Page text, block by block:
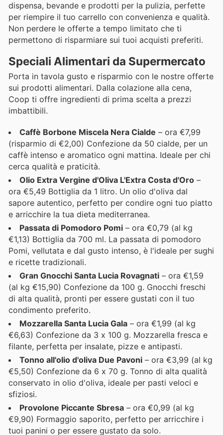
dispensa, bevande e prodotti per la pulizia, perfette
per riempire il tuo carrello con convenienza e qualità.
Non perdere le offerte a tempo limitato che ti
permettono di risparmiare sui tuoi acquisti preferiti.
Speciali Alimentari da Supermercato
Porta in tavola gusto e risparmio con le nostre offerte
sui prodotti alimentari. Dalla colazione alla cena,
Coop ti offre ingredienti di prima scelta a prezzi
imbattibili.
Caffè Borbone Miscela Nera Cialde – ora €7,99
(risparmio di €2,00) Confezione da 50 cialde, per un
caffè intenso e aromatico ogni mattina. Ideale per chi
cerca qualità e praticità.
Olio Extra Vergine d'Oliva L'Extra Costa d'Oro –
ora €5,49 Bottiglia da 1 litro. Un olio d'oliva dal
sapore autentico, perfetto per condire ogni tuo piatto
e arricchire la tua dieta mediterranea.
Passata di Pomodoro Pomi – ora €0,79 (al kg
€1,13) Bottiglia da 700 ml. La passata di pomodoro
Pomi, vellutata e dal gusto intenso, è l'ideale per sughi
e ricette tradizionali.
Gran Gnocchi Santa Lucia Rovagnati – ora €1,59
(al kg €15,90) Confezione da 100 g. Gnocchi freschi
di alta qualità, pronti per essere gustati con il tuo
condimento preferito.
Mozzarella Santa Lucia Gala – ora €1,99 (al kg
€6,63) Confezione da 3 x 100 g. Mozzarella fresca e
filante, perfetta per insalate, pizze e antipasti.
Tonno all'olio d'oliva Due Pavoni – ora €3,99 (al kg
€5,50) Confezione da 6 x 70 g. Tonno di alta qualità
conservato in olio d'oliva, ideale per pasti veloci e
sfiziosi.
Provolone Piccante Sbresa – ora €0,99 (al kg
€9,90) Formaggio saporito, perfetto per arricchire i
tuoi panini o per essere gustato da solo.